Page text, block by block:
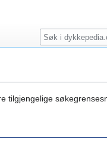
tilgjengelige
Søk